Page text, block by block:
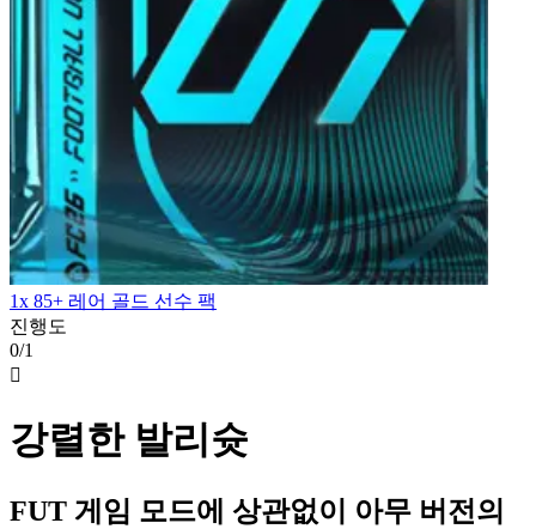
1x 85+ 레어 골드 선수 팩
진행도
0/1

강렬한 발리슛
FUT 게임 모드에 상관없이 아무 버전의